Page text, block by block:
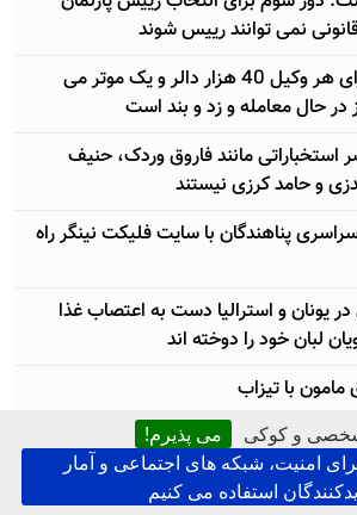
و کوکی
می پذیرم!
امنیت، شبکه های اجتماعی و آمار
استفاده می کنیم
نمی توانند رییس شوند
جنایتکار سیاف برای رای هر وکیل 40 هزار دالر و یک موتر می
در حال معامله و زد و بند است
استخباراتی مانند فاروق وردک، حنیف
و حامد کرزی نیستند
پناهندگان با سایت فلیکت نینگر راه
در یونان و استرالیا دست به اعتصاب غذا
لبان خود را دوخته اند
با تیزاب
پناهجویان از استرالیا؛ دولت افغانستان
است!